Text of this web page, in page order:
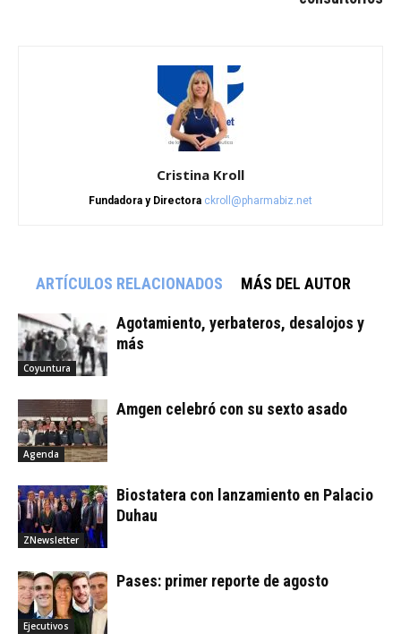
Cristina Kroll
Fundadora y Directora ckroll@pharmabiz.net
ARTÍCULOS RELACIONADOS MÁS DEL AUTOR
Coyuntura
Agotamiento, yerbateros, desalojos y
más
Agenda
Amgen celebró con su sexto asado
ZNewsletter
Biostatera con lanzamiento en Palacio
Duhau
Ejecutivos
Pases: primer reporte de agosto